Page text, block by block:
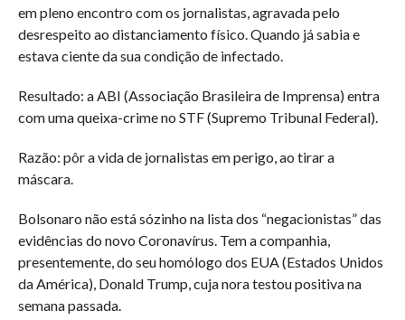
em pleno encontro com os jornalistas, agravada pelo
desrespeito ao distanciamento físico. Quando já sabia e
estava ciente da sua condição de infectado.
Resultado: a ABI (Associação Brasileira de Imprensa) entra
com uma queixa-crime no STF (Supremo Tribunal Federal).
Razão: pôr a vida de jornalistas em perigo, ao tirar a
máscara.
Bolsonaro não está sózinho na lista dos “negacionistas” das
evidências do novo Coronavírus. Tem a companhia,
presentemente, do seu homólogo dos EUA (Estados Unidos
da América), Donald Trump, cuja nora testou positiva na
semana passada.